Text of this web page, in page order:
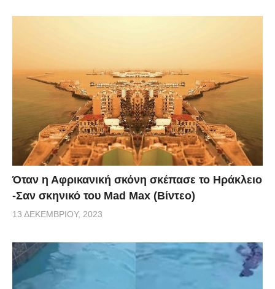
Όταν η Αφρικανική σκόνη σκέπασε το Ηράκλειο
-Σαν σκηνικό του Mad Max (Βίντεο)
13 ΔΕΚΕΜΒΡΊΟΥ, 2023